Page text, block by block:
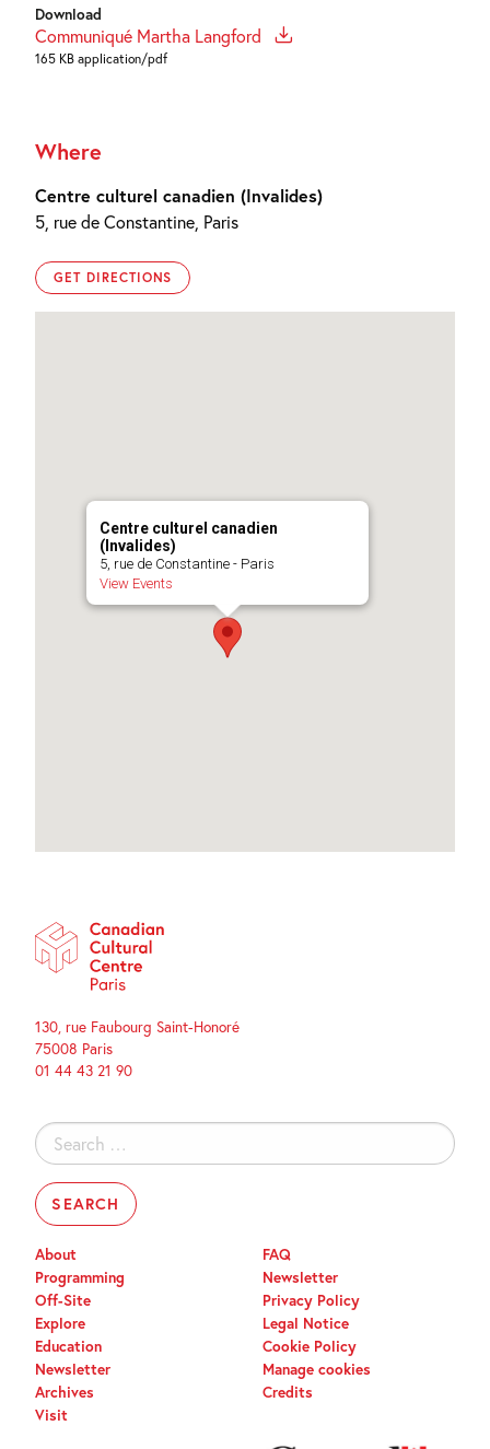
Download
Communiqué Martha Langford
165 KB application/pdf
Where
Centre culturel canadien (Invalides)
5, rue de Constantine, Paris
GET DIRECTIONS
Centre culturel canadien
(Invalides)
5, rue de Constantine - Paris
View Events
130, rue Faubourg Saint-Honoré
75008 Paris
01 44 43 21 90
Search
for:
About
Programming
Off-Site
Explore
Education
Newsletter
Archives
Visit
FAQ
Newsletter
Privacy Policy
Legal Notice
Cookie Policy
Manage cookies
Credits